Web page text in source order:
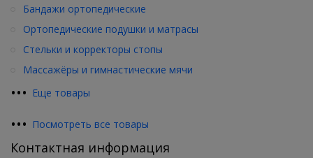
••• Еще товары
Бандажи ортопедические
Ортопедические подушки и матрасы
Стельки и корректоры стопы
Массажёры и гимнастические мячи
••• Посмотреть все товары
Контактная информация